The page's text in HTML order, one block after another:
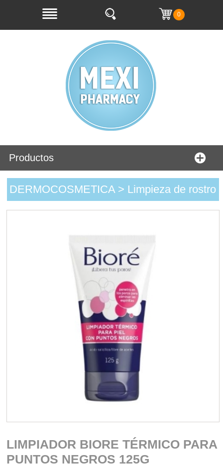
0
Productos
DERMOCOSMETICA > Limpieza de rostro
LIMPIADOR BIORE TÉRMICO PARA
PUNTOS NEGROS 125G